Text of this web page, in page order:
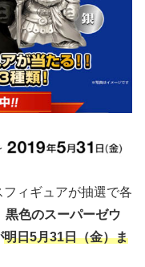
ィギュアが抽選で各
黒色のスーパーゼウ
明日5月31日（金）ま